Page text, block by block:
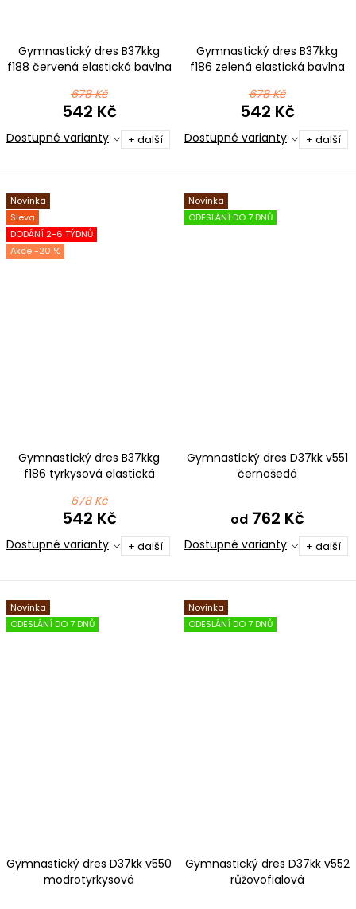
Gymnastický dres B37kkg
f188 červená elastická bavlna
678 Kč
542 Kč
Dostupné varianty + další
Gymnastický dres B37kkg
f186 zelená elastická bavlna
678 Kč
542 Kč
Dostupné varianty + další
Novinka
Sleva
DODÁNÍ 2-6 TÝDNŮ
-20 %
Gymnastický dres B37kkg
f186 tyrkysová elastická
678 Kč
542 Kč
Dostupné varianty + další
Novinka
ODESLÁNÍ DO 7 DNŮ
Gymnastický dres D37kk v551
černošedá
od762 Kč
Dostupné varianty + další
Novinka
ODESLÁNÍ DO 7 DNŮ
Gymnastický dres D37kk v550
modrotyrkysová
Novinka
ODESLÁNÍ DO 7 DNŮ
Gymnastický dres D37kk v552
růžovofialová